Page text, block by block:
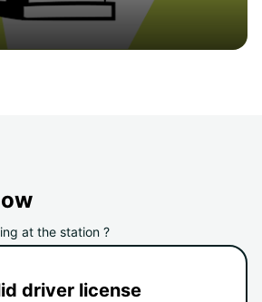
at the station ?
driver license